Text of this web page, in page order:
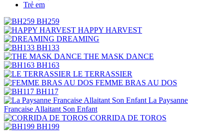
Trẻ em
BH259
HAPPY HARVEST
DREAMING
BH133
THE MASK DANCE
BH163
LE TERRASSIER
FEMME BRAS AU DOS
BH117
La Paysanne
Francaise Allaitant Son Enfant
CORRIDA DE TOROS
BH199